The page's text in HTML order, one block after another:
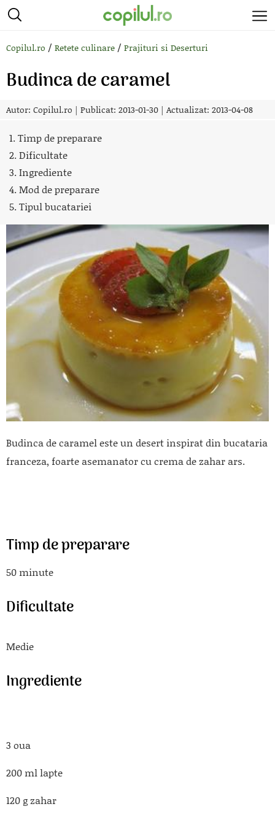
Copilul.ro / Retete culinare / Prajituri si Deserturi
Budinca de caramel
Autor: Copilul.ro | Publicat: 2013-01-30 | Actualizat: 2013-04-08
1. Timp de preparare
2. Dificultate
3. Ingrediente
4. Mod de preparare
5. Tipul bucatariei
Budinca de caramel este un desert inspirat din bucataria
franceza, foarte asemanator cu crema de zahar ars.
Timp de preparare
50 minute
Dificultate
Medie
Ingrediente
3 oua
200 ml lapte
120 g zahar